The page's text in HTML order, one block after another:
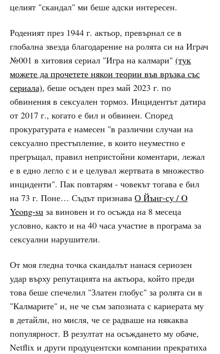
целият "скандал" ми беше адски интересен.
Роденият през 1944 г. актьор, превърнал се в
глобална звезда благодарение на ролята си на Играч
№001 в хитовия сериал "Игра на калмари" (тук
можете да прочетете някои теории във връзка със
сериала), беше осъден през май 2023 г. по
обвинения в сексуален тормоз. Инцидентът датира
от 2017 г., когато е бил и обвинен. Според
прокуратурата е намесен "в различни случаи на
сексуално престъпление, в които неуместно е
прегръщал, правил непристойни коментари, лежал
е в едно легло с и е целувал жертвата в множество
инциденти". Пак повтарям - човекът тогава е бил
на 73 г. Поне… Съдът признава О Йънг-су / O
Yeong-su за виновен и го осъжда на 8 месеца
условно, както и на 40 часа участие в програма за
сексуални нарушители.
От моя гледна точка скандалът нанася сериозен
удар върху репутацията на актьора, който преди
това беше спечелил "Златен глобус" за ролята си в
"Калмарите" и, не че съм запозната с кариерата му
в детайли, но мисля, че се радваше на някаква
популярност. В резултат на осъждането му обаче,
Netflix и други продуцентски компании прекратиха